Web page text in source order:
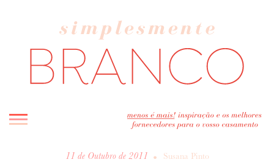
INICIO
11 de Outubro de 2011 • Susana Pinto